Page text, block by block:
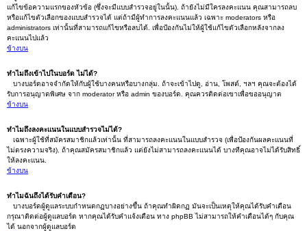
แก้ไขข้อความแรกของหัวข้อ (ซึ่งจะมีแบบสำรวจอยู่ในนั้น). ถ้ายังไม่มีใครลงคะแนน คุณสามารถลบ
หรือแก้ไขตัวเลือกของแบบสำรวจได้ แต่ถ้ามีผู้ทำการลงคะแนนแล้ว เฉพาะ moderators หรือ
administrators เท่านั้นที่สามารถแก้ไขหรือลบได้. เพื่อป้องกันไม่ให้ผู้ใช้แก้ไขตัวเลือกหลังจากลง
คะแนนไปแล้ว
ข้างบน
ทำไมถึงเข้าไปในบอร์ด ไม่ได้?
บางบอร์ดอาจจำกัดให้กับผู้ใช้บางคนหรือบางกลุ่ม. ถ้าจะเข้าไปดู, อ่าน, โพสต์, ฯลฯ คุณจะต้องได้
รับการอนุญาตพิเศษ จาก moderator หรือ admin ของบอร์ด. คุณควรติดต่อเขาเพื่อขออนุญาต
ข้างบน
ทำไมถึงลงคะแนนในแบบสำรวจไม่ได้?
เฉพาะผู้ใช้ที่สมัครสมาชิกแล้วเท่านั้น ที่สามารถลงคะแนนในแบบสำรวจ (เพื่อป้องกันผลคะแนนที่
ไม่ตรงความจริง). ถ้าคุณสมัครสมาชิกแล้ว แต่ยังไม่สามารถลงคะแนนได้ บางทีคุณอาจไม่ได้รับสิทธิ์
ให้ลงคะแนน.
ข้างบน
ทำไมฉันถึงได้รับคำเตือน?
บางบอร์ดผู้ดูแลระบบกำหนดกฏบางอย่างขึ้น ถ้าคุณทำผิดกฏ มันจะเป็นเหตุให้คุณได้รับคำเตือน
กรุณาติดต่อผู้ดูแลบอร์ด หากคุณได้รับคำแจ้งเตือน ทาง phpBB ไม่สามารถให้คำเตือนได้ๆ กับคุณ
ได้ นอกจากผู้ดูแลบอร์ด